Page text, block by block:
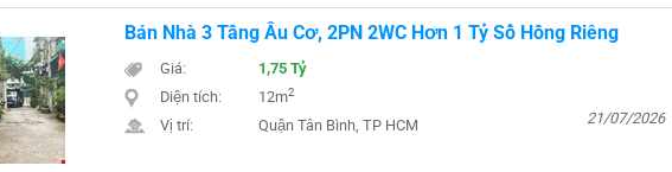
Bán Nhà 3 Tầng Âu Cơ, 2PN 2WC Hơn 1 Tỷ Sổ Hồng Riêng
Giá: 1,75 Tỷ
Diện tích: 12m2
Vị trí: Quận Tân Bình, TP HCM 21/07/2026